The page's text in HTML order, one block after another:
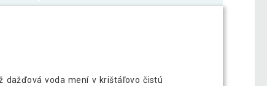
dažďová voda mení v krištáľovo čistú